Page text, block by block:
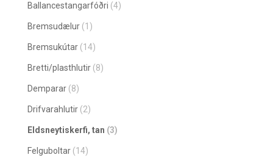
Ballancestangarfóðri (4)
Bremsudælur (1)
Bremsukútar (14)
Bretti/plasthlutir (8)
Demparar (8)
Drifvarahlutir (2)
Eldsneytiskerfi, tan (3)
Felguboltar (14)